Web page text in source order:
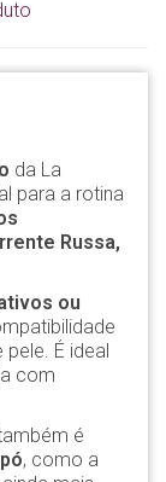
da La
para a rotina
Russa,
ou
É ideal
com
é
, como a